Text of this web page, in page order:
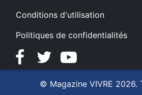
Conditions d'utilisation
Politiques de confidentialités
FacebookTwitterYouTube
© Magazine VIVRE 2026.